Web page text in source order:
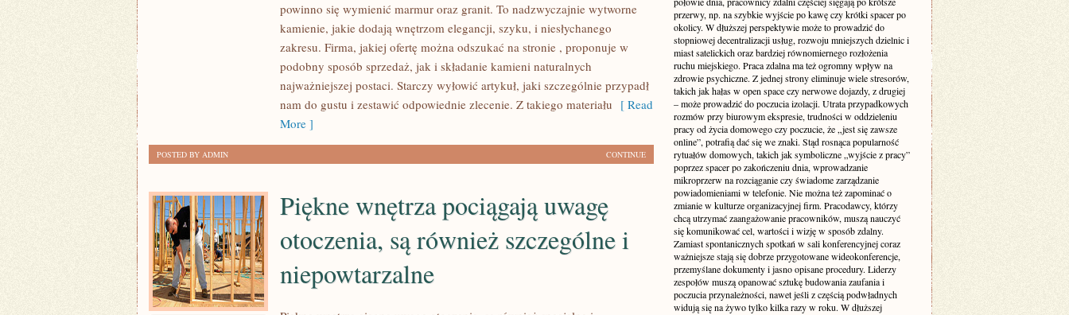
KONIECZNE
WYKOŃCZENIE
SWOJEGO
MIESZKANIA
powinno się wymienić marmur oraz granit. To nadzwyczajnie wytworne
kamienie, jakie dodają wnętrzom elegancji, szyku, i niesłychanego
zakresu. Firma, jakiej ofertę można odszukać na stronie , proponuje w
podobny sposób sprzedaż, jak i składanie kamieni naturalnych
najważniejszej postaci. Starczy wyłowić artykuł, jaki szczególnie przypadł
nam do gustu i zestawić odpowiednie zlecenie. Z takiego materiału [ Read
More ]
CONTINUE
POSTED BY ADMIN
Piękne wnętrza pociągają uwagę
otoczenia, są również szczególne i
niepowtarzalne
przerwy, np. na szybkie wyjście po kawę czy krótki spacer po
okolicy. W dłuższej perspektywie może to prowadzić do
stopniowej decentralizacji usług, rozwoju mniejszych dzielnic i
miast satelickich oraz bardziej równomiernego rozłożenia
ruchu miejskiego. Praca zdalna ma też ogromny wpływ na
zdrowie psychiczne. Z jednej strony eliminuje wiele stresorów,
takich jak hałas w open space czy nerwowe dojazdy, z drugiej
– może prowadzić do poczucia izolacji. Utrata przypadkowych
rozmów przy biurowym ekspresie, trudności w oddzieleniu
pracy od życia domowego czy poczucie, że „jest się zawsze
online”, potrafią dać się we znaki. Stąd rosnąca popularność
rytuałów domowych, takich jak symboliczne „wyjście z pracy”
poprzez spacer po zakończeniu dnia, wprowadzanie
mikroprzerw na rozciąganie czy świadome zarządzanie
powiadomieniami w telefonie. Nie można też zapominać o
zmianie w kulturze organizacyjnej firm. Pracodawcy, którzy
chcą utrzymać zaangażowanie pracowników, muszą nauczyć
się komunikować cel, wartości i wizję w sposób zdalny.
Zamiast spontanicznych spotkań w sali konferencyjnej coraz
ważniejsze stają się dobrze przygotowane wideokonferencje,
przemyślane dokumenty i jasno opisane procedury. Liderzy
zespołów muszą opanować sztukę budowania zaufania i
poczucia przynależności, nawet jeśli z częścią podwładnych
widują się na żywo tylko kilka razy w roku. W dłuższej